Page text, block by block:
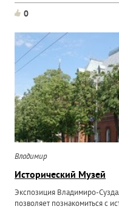
0
Владимир
Исторический Музей
Экспозиция Владимиро-
позволяет познакомиться с